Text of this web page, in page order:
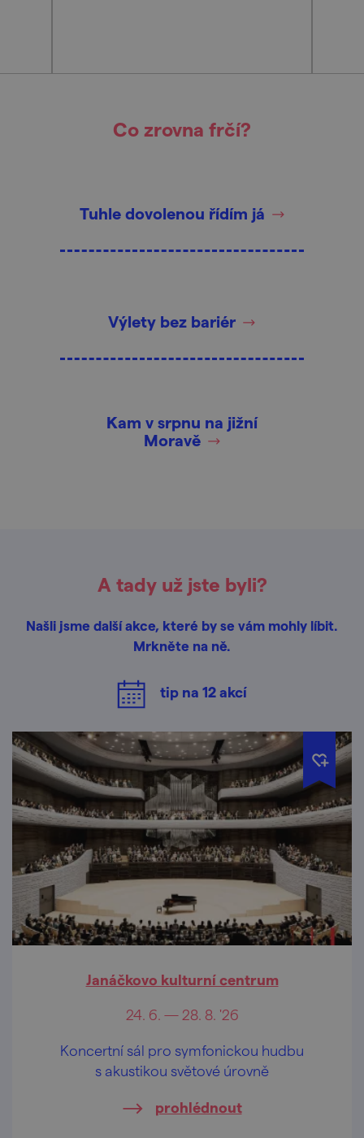
Co zrovna frčí?
Tuhle dovolenou řídím já
Výlety bez bariér
Kam v srpnu na jižní
Moravě
A tady už jste byli?
Našli jsme další akce, které by se vám mohly líbit.
Mrkněte na ně.
tip na 12akcí
Janáčkovo kulturní centrum
24. 6. — 28. 8. '26
Koncertní sál pro symfonickou hudbu
s akustikou světové úrovně
prohlédnout